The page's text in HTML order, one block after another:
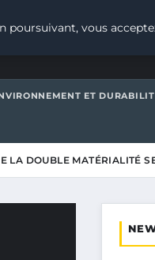
ET
LA DOUBLE MATÉRIALITÉ
poursuivant, vous